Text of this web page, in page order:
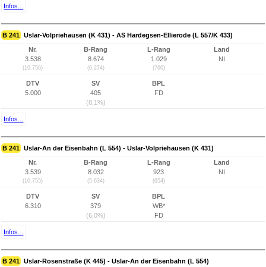
Infos...
B 241 Uslar-Volpriehausen (K 431) - AS Hardegsen-Ellierode (L 557/K 433)
Nr.
3.538
(10.756)
B-Rang
8.674
(6.274)
L-Rang
1.029
(760)
Land
NI
DTV
5.000
SV
405
(8,1%)
BPL
FD
Infos...
B 241 Uslar-An der Eisenbahn (L 554) - Uslar-Volpriehausen (K 431)
Nr.
3.539
(10.755)
B-Rang
8.032
(5.634)
L-Rang
923
(654)
Land
NI
DTV
6.310
SV
379
(6,0%)
BPL
WB*
FD
Infos...
B 241 Uslar-Rosenstraße (K 445) - Uslar-An der Eisenbahn (L 554)